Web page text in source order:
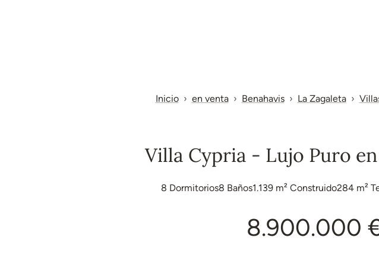
Inicio en venta Benahavis La Zagaleta
Villa Cypria - Lujo Puro
8 Dormitorios8 Baños1.139 m² Construido284 m²
8.900.000